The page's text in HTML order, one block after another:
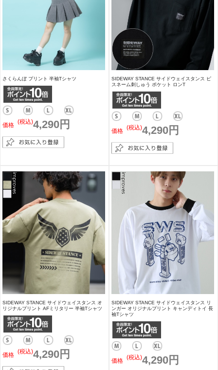
さくらんぼ プリント 半袖Tシャツ
価格 4,290円
(税込)
SIDEWAY STANCE サイドウェイスタンス ピ
スネーム刺しゅう ポケット ロンT
価格 4,290円
(税込)
SIDEWAY STANCE サイドウェイスタンス オ
リジナルプリント AFミリタリー 半袖Tシャツ
価格 4,290円
(税込)
SIDEWAY STANCE サイドウェイスタンス リ
ンガー オリジナルプリント キャンディトイ 長
袖Tシャツ
価格 4,290円
(税込)